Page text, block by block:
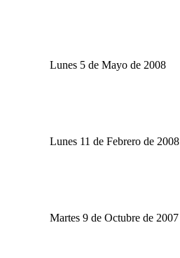
Lunes 5 de Mayo de 2008
Lunes 11 de Febrero de 2008
Martes 9 de Octubre de 2007